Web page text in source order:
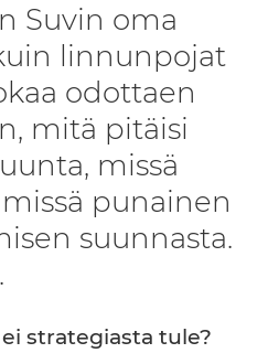
Suvin oma
linnunpojat
odottaen
mitä pitäisi
missä
punainen
suunnasta.
strategiasta tule?